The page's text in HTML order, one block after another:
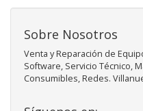
Sobre Nosotros
Venta y Reparación de
Software, Servicio Técnico,
Consumibles, Redes.